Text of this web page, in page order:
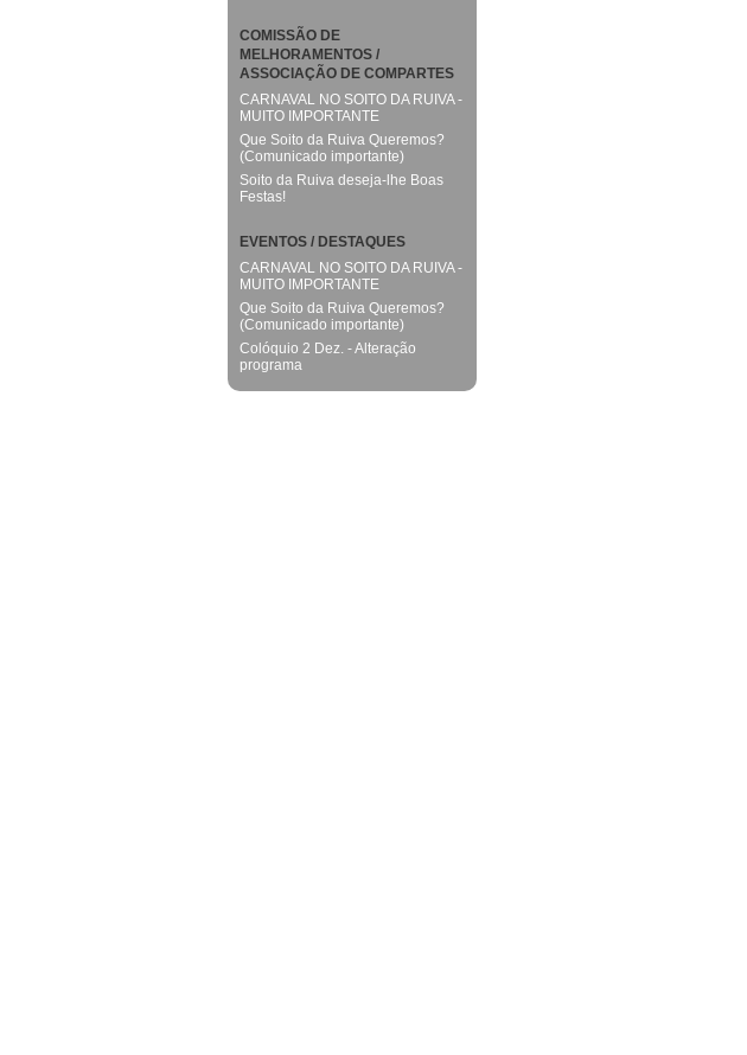
COMISSÃO DE
MELHORAMENTOS /
ASSOCIAÇÃO DE COMPARTES
CARNAVAL NO SOITO DA RUIVA -
MUITO IMPORTANTE
Que Soito da Ruiva Queremos?
(Comunicado importante)
Soito da Ruiva deseja-lhe Boas
Festas!
EVENTOS / DESTAQUES
CARNAVAL NO SOITO DA RUIVA -
MUITO IMPORTANTE
Que Soito da Ruiva Queremos?
(Comunicado importante)
Colóquio 2 Dez. - Alteração
programa